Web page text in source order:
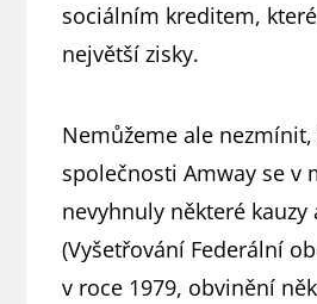
sociálním kreditem,
největší zisky.
Nemůžeme ale nezmínit,
společnosti Amway se v
nevyhnuly některé kauzy
(Vyšetřování Federální
v roce 1979, obvinění